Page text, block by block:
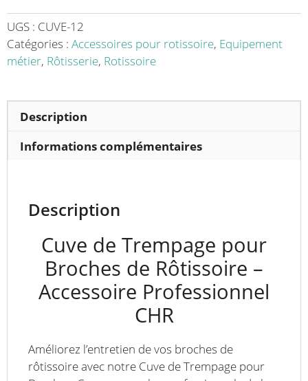
rôtissoire
UGS : CUVE-12
Catégories : Accessoires pour rotissoire, Equipement
métier, Rôtisserie, Rotissoire
Description
Informations complémentaires
Description
Cuve de Trempage pour
Broches de Rôtissoire –
Accessoire Professionnel
CHR
Améliorez l’entretien de vos broches de
rôtissoire avec notre Cuve de Trempage pour